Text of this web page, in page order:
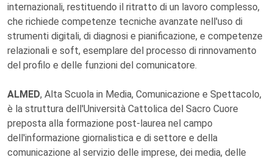
internazionali, restituendo il ritratto di un lavoro complesso,
che richiede competenze tecniche avanzate nell'uso di
strumenti digitali, di diagnosi e pianificazione, e competenze
relazionali e soft, esemplare del processo di rinnovamento
del profilo e delle funzioni del comunicatore.
ALMED, Alta Scuola in Media, Comunicazione e Spettacolo,
è la struttura dell'Università Cattolica del Sacro Cuore
preposta alla formazione post-laurea nel campo
dell'informazione giornalistica e di settore e della
comunicazione al servizio delle imprese, dei media, delle